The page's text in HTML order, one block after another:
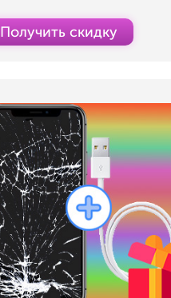
Получить скидку